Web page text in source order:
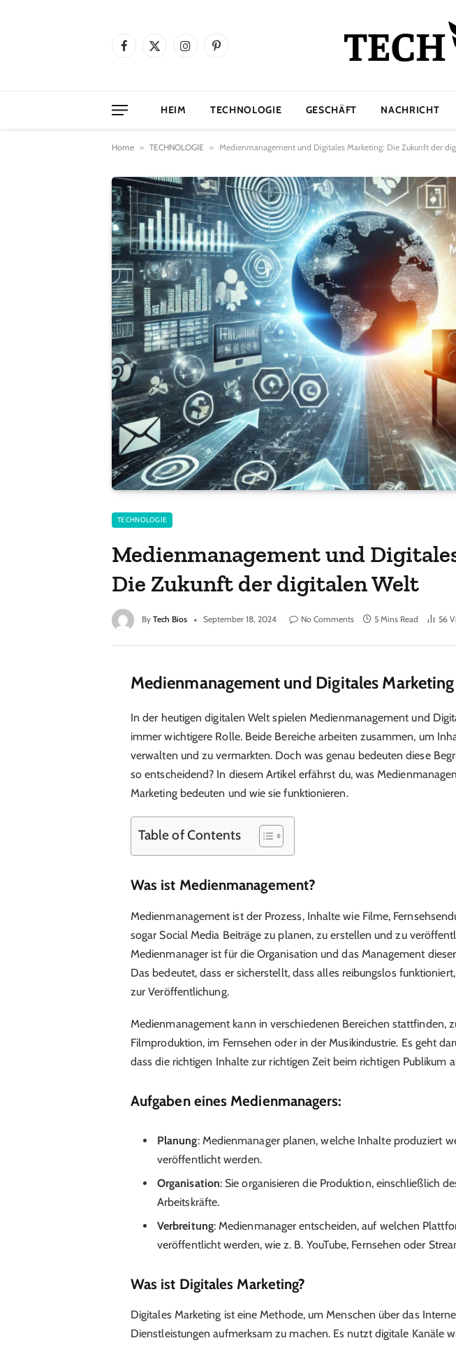
Facebook
X
InstagramPinterest
HEIM TECHNOLOGIE GESCHÄFT NACHRICHT
Home » TECHNOLOGIE » Medienmanagement und Digitales Marketing: Die Zukunft der
TECHNOLOGIE
Medienmanagement und
Die Zukunft der digitalen Welt
By Tech Bios September 18, 2024 No Comments 5 Mins Read 56
Medienmanagement und Digitales Marketing
In der heutigen digitalen Welt spielen Medienmanagement und
immer wichtigere Rolle. Beide Bereiche arbeiten zusammen, um
verwalten und zu vermarkten. Doch was genau bedeuten diese
so entscheidend? In diesem Artikel erfährst du, was
Marketing bedeuten und wie sie funktionieren.
Table of Contents
Was ist Medienmanagement?
Medienmanagement ist der Prozess, Inhalte wie Filme,
sogar Social Media Beiträge zu planen, zu erstellen und zu
Medienmanager ist für die Organisation und das Management
Das bedeutet, dass er sicherstellt, dass alles reibungslos
zur Veröffentlichung.
Medienmanagement kann in verschiedenen Bereichen stattfinden,
Filmproduktion, im Fernsehen oder in der Musikindustrie. Es geht
dass die richtigen Inhalte zur richtigen Zeit beim richtigen Publikum
Aufgaben eines Medienmanagers:
Planung: Medienmanager planen, welche Inhalte produziert
veröffentlicht werden.
Organisation: Sie organisieren die Produktion, einschließlich
Arbeitskräfte.
Verbreitung: Medienmanager entscheiden, auf welchen
veröffentlicht werden, wie z. B. YouTube, Fernsehen oder
Was ist Digitales Marketing?
Digitales Marketing ist eine Methode, um Menschen über das
Dienstleistungen aufmerksam zu machen. Es nutzt digitale Kanäle